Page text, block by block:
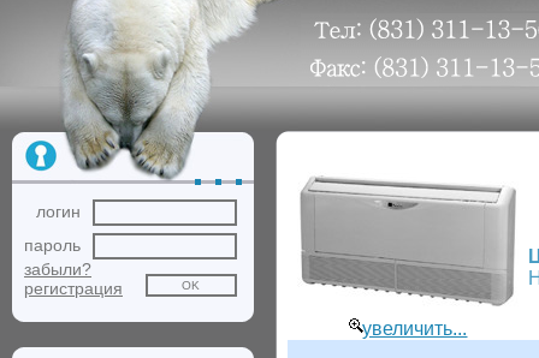
логин
пароль
забыли?
регистрация
увеличить...